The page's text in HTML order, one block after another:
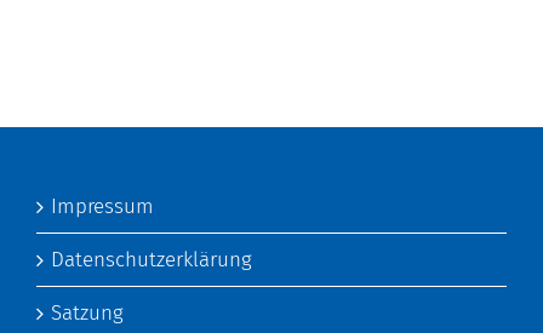
Impressum
Datenschutzerklärung
Satzung